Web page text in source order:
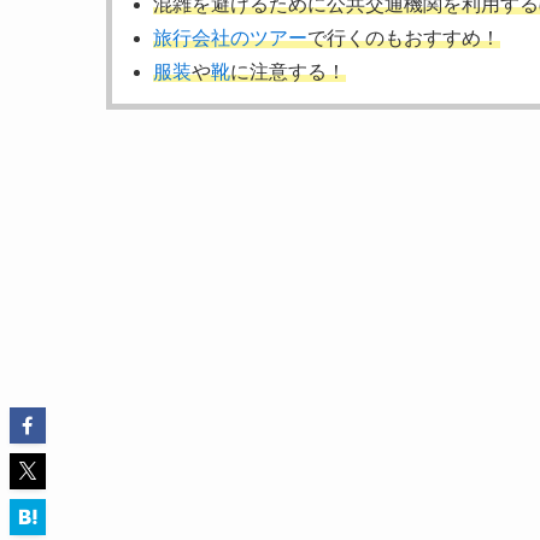
旅行会社のツアーで行くのもおすすめ！
服装や靴に注意する！